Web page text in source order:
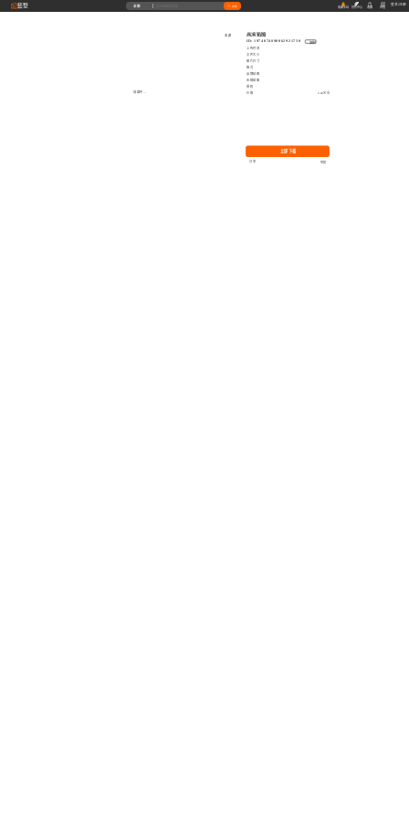
藝墅 全部 搜索 收藏本站 创作中心 收藏 充值
登录 |注册
加载中...
收藏 高清贴图
ID: 1974074890062921730 复制
上传时间
文件大小
图片尺寸
格式
品牌贴图
无缝贴图
授权
价格 0.00艺币
立即下载
分享 举报